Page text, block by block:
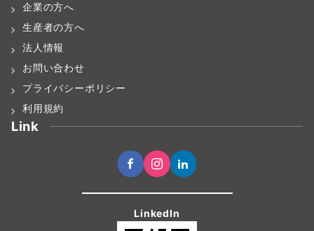
企業の方へ
生産者の方へ
法人情報
お問い合わせ
プライバシーポリシー
利用規約
Link
LinkedIn